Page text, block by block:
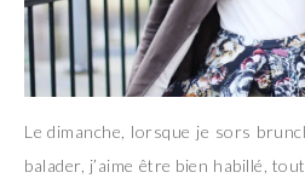
Le dimanche, lorsque je sors
balader, j’aime être bien habillé,